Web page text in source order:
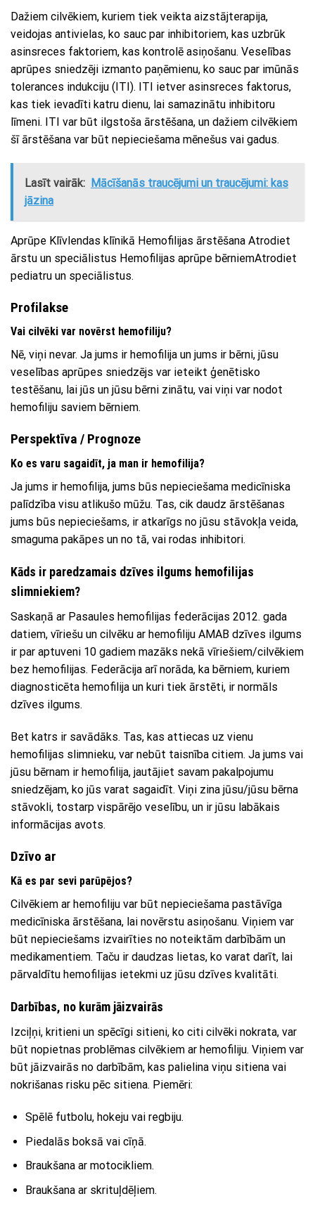
Dažiem cilvēkiem, kuriem tiek veikta aizstājterapija,
veidojas antivielas, ko sauc par inhibitoriem, kas uzbrūk
asinsreces faktoriem, kas kontrolē asiņošanu. Veselības
aprūpes sniedzēji izmanto paņēmienu, ko sauc par imūnās
tolerances indukciju (ITI). ITI ietver asinsreces faktorus,
kas tiek ievadīti katru dienu, lai samazinātu inhibitoru
līmeni. ITI var būt ilgstoša ārstēšana, un dažiem cilvēkiem
šī ārstēšana var būt nepieciešama mēnešus vai gadus.
Lasīt vairāk: Mācīšanās traucējumi un traucējumi: kas
jāzina
Aprūpe Klīvlendas klīnikā Hemofilijas ārstēšana Atrodiet
ārstu un speciālistus Hemofilijas aprūpe bērniemAtrodiet
pediatru un speciālistus.
Profilakse
Vai cilvēki var novērst hemofiliju?
Nē, viņi nevar. Ja jums ir hemofilija un jums ir bērni, jūsu
veselības aprūpes sniedzējs var ieteikt ģenētisko
testēšanu, lai jūs un jūsu bērni zinātu, vai viņi var nodot
hemofiliju saviem bērniem.
Perspektīva / Prognoze
Ko es varu sagaidīt, ja man ir hemofilija?
Ja jums ir hemofilija, jums būs nepieciešama medicīniska
palīdzība visu atlikušo mūžu. Tas, cik daudz ārstēšanas
jums būs nepieciešams, ir atkarīgs no jūsu stāvokļa veida,
smaguma pakāpes un no tā, vai rodas inhibitori.
Kāds ir paredzamais dzīves ilgums hemofilijas
slimniekiem?
Saskaņā ar Pasaules hemofilijas federācijas 2012. gada
datiem, vīriešu un cilvēku ar hemofiliju AMAB dzīves ilgums
ir par aptuveni 10 gadiem mazāks nekā vīriešiem/cilvēkiem
bez hemofilijas. Federācija arī norāda, ka bērniem, kuriem
diagnosticēta hemofilija un kuri tiek ārstēti, ir normāls
dzīves ilgums.
Bet katrs ir savādāks. Tas, kas attiecas uz vienu
hemofilijas slimnieku, var nebūt taisnība citiem. Ja jums vai
jūsu bērnam ir hemofilija, jautājiet savam pakalpojumu
sniedzējam, ko jūs varat sagaidīt. Viņi zina jūsu/jūsu bērna
stāvokli, tostarp vispārējo veselību, un ir jūsu labākais
informācijas avots.
Dzīvo ar
Kā es par sevi parūpējos?
Cilvēkiem ar hemofiliju var būt nepieciešama pastāvīga
medicīniska ārstēšana, lai novērstu asiņošanu. Viņiem var
būt nepieciešams izvairīties no noteiktām darbībām un
medikamentiem. Taču ir daudzas lietas, ko varat darīt, lai
pārvaldītu hemofilijas ietekmi uz jūsu dzīves kvalitāti.
Darbības, no kurām jāizvairās
Izciļņi, kritieni un spēcīgi sitieni, ko citi cilvēki nokrata, var
būt nopietnas problēmas cilvēkiem ar hemofiliju. Viņiem var
būt jāizvairās no darbībām, kas palielina viņu sitiena vai
nokrišanas risku pēc sitiena. Piemēri:
Spēlē futbolu, hokeju vai regbiju.
Piedalās boksā vai cīņā.
Braukšana ar motocikliem.
Braukšana ar skrituļdēļiem.